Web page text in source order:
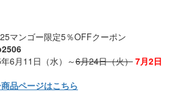
マンゴー限定5％OFFクーポン
6月11日（水）～6月24日（火） 7月2日
品ページはこちら